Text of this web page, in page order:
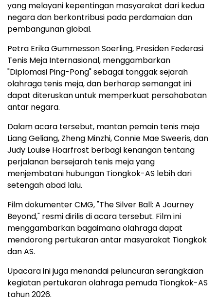
yang melayani kepentingan masyarakat dari kedua
negara dan berkontribusi pada perdamaian dan
pembangunan global.
Petra Erika Gummesson Soerling, Presiden Federasi
Tenis Meja Internasional, menggambarkan
"Diplomasi Ping-Pong" sebagai tonggak sejarah
olahraga tenis meja, dan berharap semangat ini
dapat diteruskan untuk memperkuat persahabatan
antar negara.
Dalam acara tersebut, mantan pemain tenis meja
Liang Geliang, Zheng Minzhi, Connie Mae Sweeris, dan
Judy Louise Hoarfrost berbagi kenangan tentang
perjalanan bersejarah tenis meja yang
menjembatani hubungan Tiongkok-AS lebih dari
setengah abad lalu.
Film dokumenter CMG, "The Silver Ball: A Journey
Beyond," resmi dirilis di acara tersebut. Film ini
menggambarkan bagaimana olahraga dapat
mendorong pertukaran antar masyarakat Tiongkok
dan AS.
Upacara ini juga menandai peluncuran serangkaian
kegiatan pertukaran olahraga pemuda Tiongkok-AS
tahun 2026.